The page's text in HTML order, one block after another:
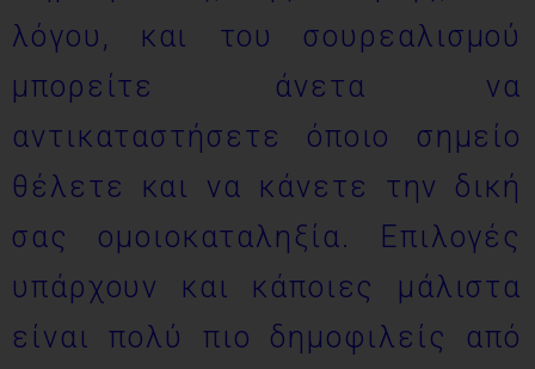
λόγου, και του σουρεαλισμού
μπορείτε άνετα να
αντικαταστήσετε όποιο σημείο
θέλετε και να κάνετε την δική
σας ομοιοκαταληξία. Επιλογές
υπάρχουν και κάποιες μάλιστα
είναι πολύ πιο δημοφιλείς από